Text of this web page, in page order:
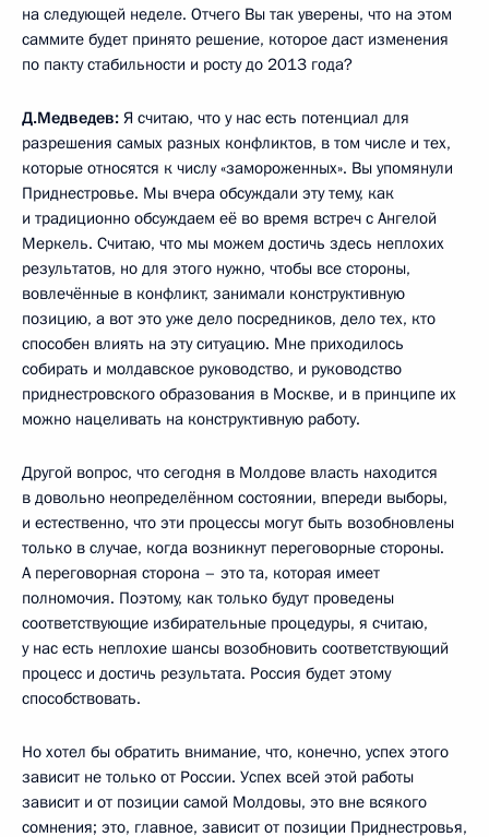
на следующей неделе. Отчего Вы так уверены, что на этом
саммите будет принято решение, которое даст изменения
по пакту стабильности и росту до 2013 года?
Д.Медведев: Я считаю, что у нас есть потенциал для
разрешения самых разных конфликтов, в том числе и тех,
которые относятся к числу «замороженных». Вы упомянули
Приднестровье. Мы вчера обсуждали эту тему, как
и традиционно обсуждаем её во время встреч с Ангелой
Меркель. Считаю, что мы можем достичь здесь неплохих
результатов, но для этого нужно, чтобы все стороны,
вовлечённые в конфликт, занимали конструктивную
позицию, а вот это уже дело посредников, дело тех, кто
способен влиять на эту ситуацию. Мне приходилось
собирать и молдавское руководство, и руководство
приднестровского образования в Москве, и в принципе их
можно нацеливать на конструктивную работу.
Другой вопрос, что сегодня в Молдове власть находится
в довольно неопределённом состоянии, впереди выборы,
и естественно, что эти процессы могут быть возобновлены
только в случае, когда возникнут переговорные стороны.
А переговорная сторона – это та, которая имеет
полномочия. Поэтому, как только будут проведены
соответствующие избирательные процедуры, я считаю,
у нас есть неплохие шансы возобновить соответствующий
процесс и достичь результата. Россия будет этому
способствовать.
Но хотел бы обратить внимание, что, конечно, успех этого
зависит не только от России. Успех всей этой работы
зависит и от позиции самой Молдовы, это вне всякого
сомнения; это, главное, зависит от позиции Приднестровья,